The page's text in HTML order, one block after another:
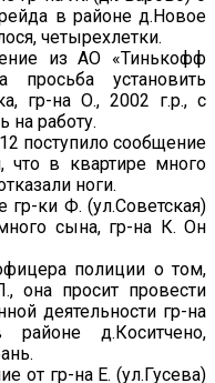
в районе д.Новое
четырехлетки.
из АО «Тинькофф
установить
гр-на О., 2002 г.р., с
на работу.
поступило сообщение
что в квартире много
ноги.
гр-ки Ф. (ул.Советская)
сына, гр-на К. Он
полиции о том,
она просит провести
деятельности гр-на
д.Коситчено,
от гр-на Е. (ул.Гусева)